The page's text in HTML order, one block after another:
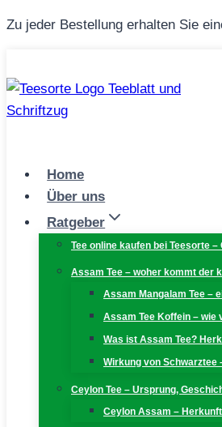
Zum
Zu jeder Bestellung erhalten Sie
Home
Über uns
Ratgeber
Tee online kaufen bei Teesorte
Assam Tee – woher kommt der
Assam Mangalam Tee –
Assam Tee Koffein – wie
Was ist Assam Tee?
Wirkung von Schwarztee
Ceylon Tee – Ursprung,
Ceylon Assam –